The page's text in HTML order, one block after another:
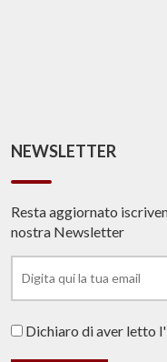
NEWSLETTER
Resta aggiornato
nostra Newsletter
Dichiaro di aver letto l'